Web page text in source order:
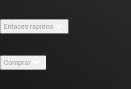
Carreras laborales
Sala de redacción
Enlaces rápidos
Foros de soporte de diseño de TI E2E™
Comprar